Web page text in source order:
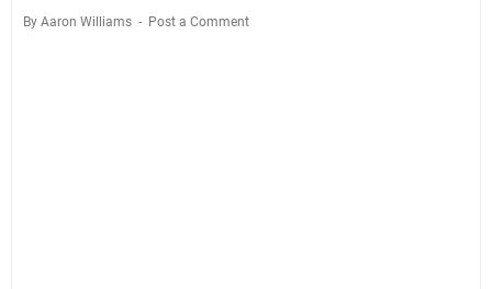
By Aaron Williams Post a Comment